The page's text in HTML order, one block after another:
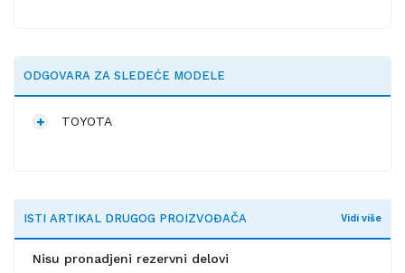
ODGOVARA ZA SLEDEĆE MODELE
TOYOTA
ISTI ARTIKAL DRUGOG PROIZVOĐAČA Vidi više
Nisu pronadjeni rezervni delovi